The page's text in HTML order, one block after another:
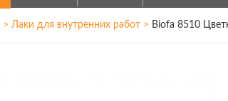
> Лаки для внутренних работ > Biofa 8510